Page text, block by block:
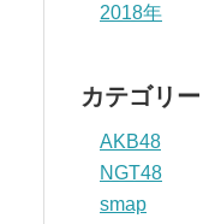
2018年
カテゴリー
AKB48
NGT48
smap